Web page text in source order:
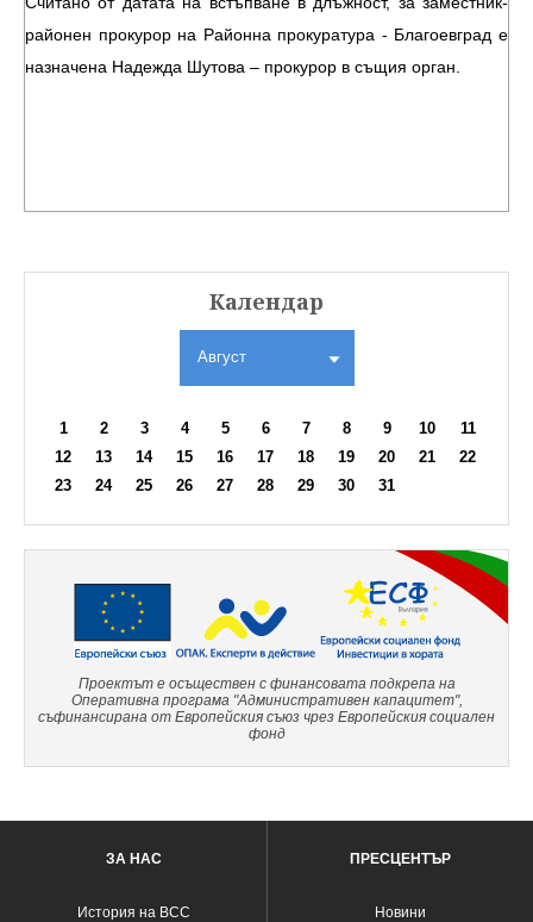
районен прокурор на Районна прокуратура - Благоевград е
назначена Надежда Шутова – прокурор в същия орган.
Календар
Август
1 2 3 4 5 6 7 8 9 10
11
12
13 14 15 16 17 18 19 20 21
22
23
24 25 26 27 28 29 30 31
Проектът е осъществен с финансовата подкрепа на
Оперативна програма "Административен капацитет",
съфинансирана от Европейския съюз чрез Европейския социален
фонд
ЗА НАС
История на ВСС
ПРЕСЦЕНТЪР
Новини